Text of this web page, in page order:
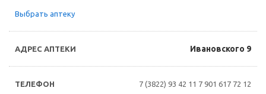
Выбрать аптеку
Ивановского 9
7 (3822) 93 42 11 7 901 617 72 12